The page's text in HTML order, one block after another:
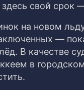
здесь свой срок
на новом
—
В качестве
в